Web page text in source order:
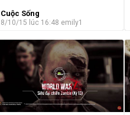
Cuộc Sống
8/10/15 lúc 16:48 emily1